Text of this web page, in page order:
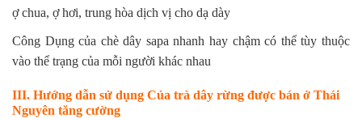
ợ chua, ợ hơi, trung hòa dịch vị cho dạ dày
Công Dụng của chè dây sapa nhanh hay chậm có thể tùy thuộc
vào thể trạng của mỗi người khác nhau
III. Hướng dẫn sử dụng Của trà dây rừng được bán ở Thái
Nguyên tăng cường